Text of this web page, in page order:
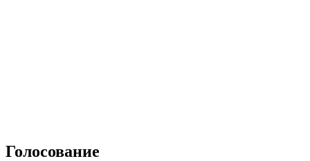
Голосование